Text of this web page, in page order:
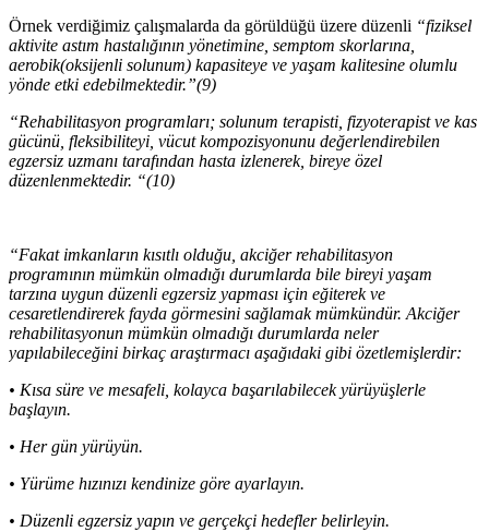
Örnek verdiğimiz çalışmalarda da görüldüğü üzere düzenli “fiziksel
aktivite astım hastalığının yönetimine, semptom skorlarına,
aerobik(oksijenli solunum) kapasiteye ve yaşam kalitesine olumlu
yönde etki edebilmektedir.”(9)
“Rehabilitasyon programları; solunum terapisti, fizyoterapist ve kas
gücünü, fleksibiliteyi, vücut kompozisyonunu değerlendirebilen
egzersiz uzmanı tarafından hasta izlenerek, bireye özel
düzenlenmektedir. “(10)
“Fakat imkanların kısıtlı olduğu, akciğer rehabilitasyon
programının mümkün olmadığı durumlarda bile bireyi yaşam
tarzına uygun düzenli egzersiz yapması için eğiterek ve
cesaretlendirerek fayda görmesini sağlamak mümkündür. Akciğer
rehabilitasyonun mümkün olmadığı durumlarda neler
yapılabileceğini birkaç araştırmacı aşağıdaki gibi özetlemişlerdir:
• Kısa süre ve mesafeli, kolayca başarılabilecek yürüyüşlerle
başlayın.
• Her gün yürüyün.
• Yürüme hızınızı kendinize göre ayarlayın.
• Düzenli egzersiz yapın ve gerçekçi hedefler belirleyin.